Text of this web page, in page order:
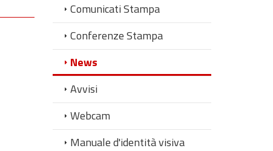
Comunicati Stampa
Conferenze Stampa
News
Avvisi
Webcam
Manuale d'identità visiva